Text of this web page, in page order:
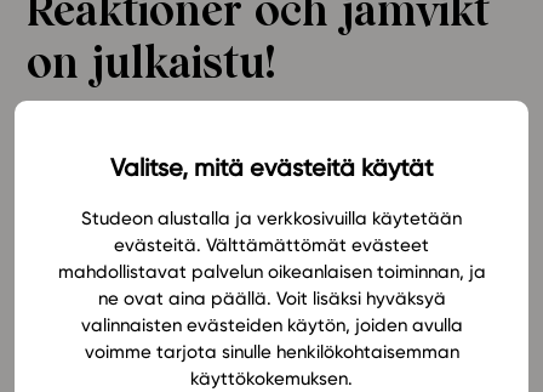
Valitse, mitä evästeitä käytät
Studeon alustalla ja verkkosivuilla käytetään
evästeitä. Välttämättömät evästeet
mahdollistavat palvelun oikeanlaisen toiminnan, ja
ne ovat aina päällä. Voit lisäksi hyväksyä
valinnaisten evästeiden käytön, joiden avulla
voimme tarjota sinulle henkilökohtaisemman
käyttökokemuksen.
Suosittelut
Ohjekeskus
Ohjevideot
Eettiset periaatteet tekoälyn käyttöön
Tilaa uutiskirje
Ota yhteyttä
Reaktioner och jämvikt
on julkaistu!
uuteen KE5 Reaktioner och jämvikt (GLP 2016) -
reaktion nopeuteen ja siihen vaikuttaviin tekijöihin
sekä tasapainoreaktioihin. Oppimateriaalin
sovellukset valmistavat hyvin ylioppilaskirjoituksiin.
Kurssilla opetellaan analysoimaan mittausdataa
tekemällä siitä graafisia kuvaajia sekä selittämään
reaktioita kuvaajien, taulukoiden ja laskujen avulla.